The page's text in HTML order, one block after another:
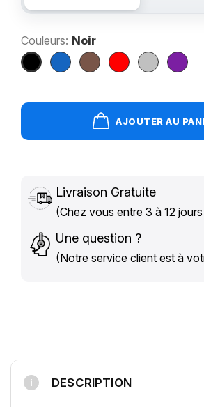
Couleurs: Noir
Noir Bleu MarronRougeArgentViolet
AJOUTER AU
Livraison Gratuite
(Chez vous entre 3 à 12
Une question ?
(Notre service client est à
i DESCRIPTION